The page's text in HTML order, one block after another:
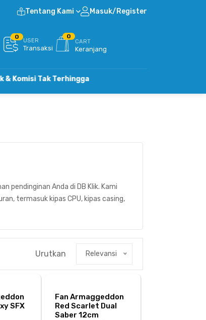
Tentang Kami Masuk/Register
0
USER
Transaksi
0
CART
Keranjang
Tak Terhingga
pendinginan Anda di DB Klik. Kami
termasuk kipas CPU, kipas casing,
Urutkan Relevansi
SFX
Fan Armaggeddon
Red Scarlet Dual
Saber 12cm